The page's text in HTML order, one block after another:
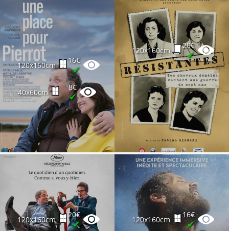
120x160cm
16€
✔
40x60cm
8€
✔
120x160cm
20€
✔
120x160cm
20€
✔ 120x160cm
16€
✔